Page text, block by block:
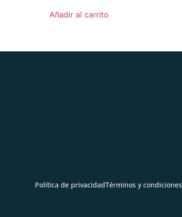
Añadir al carrito
Política de privacidadTérminos y condiciones